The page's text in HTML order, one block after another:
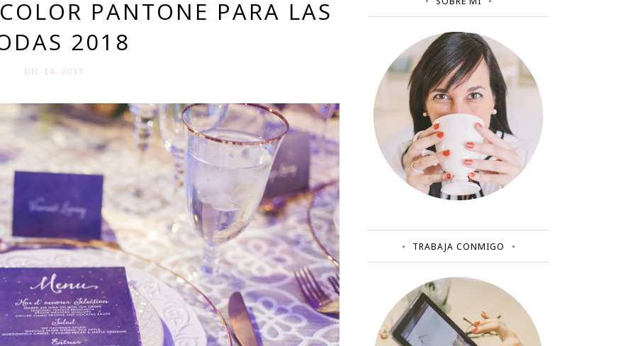
PANTONE PARA LAS
2018
DIC 14. 2017
TRABAJA CONMIGO